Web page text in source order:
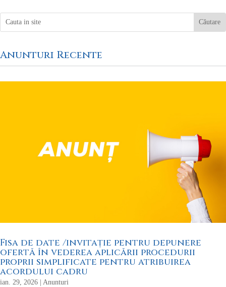
Search
Anunturi Recente
Fisa de date /invitație pentru depunere
ofertă în vederea aplicării procedurii
proprii simplificate pentru atribuirea
acordului cadru
ian. 29, 2026 Anunturi